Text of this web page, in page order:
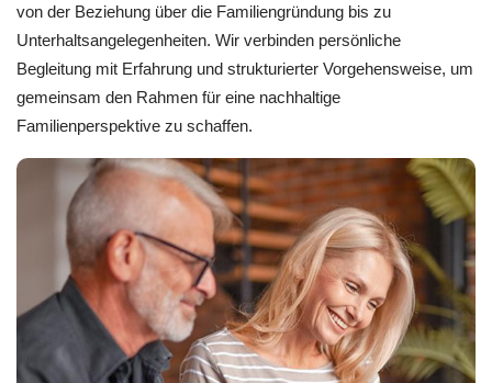
von der Beziehung über die Familiengründung bis zu
Unterhaltsangelegenheiten. Wir verbinden persönliche
Begleitung mit Erfahrung und strukturierter Vorgehensweise, um
gemeinsam den Rahmen für eine nachhaltige
Familienperspektive zu schaffen.